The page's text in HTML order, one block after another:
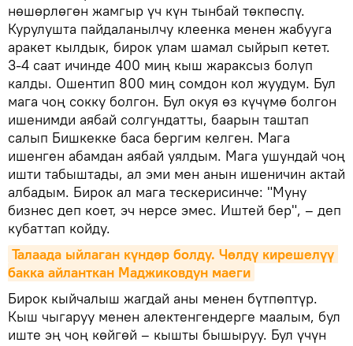
нөшөрлөгөн жамгыр үч күн тынбай төкпөспү.
Курулушта пайдаланылчу клеенка менен жабууга
аракет кылдык, бирок улам шамал сыйрып кетет.
3-4 саат ичинде 400 миң кыш жараксыз болуп
калды. Ошентип 800 миң сомдон кол жуудум. Бул
мага чоң сокку болгон. Бул окуя өз күчүмө болгон
ишенимди аябай солгундатты, баарын таштап
салып Бишкекке баса бергим келген. Мага
ишенген абамдан аябай уялдым. Мага ушундай чоң
ишти табыштады, ал эми мен анын ишеничин актай
албадым. Бирок ал мага тескерисинче: "Муну
бизнес деп коет, эч нерсе эмес. Иштей бер", – деп
кубаттап койду.
Талаада ыйлаган күндөр болду. Чөлдү кирешелүү
бакка айланткан Маджиковдун маеги
Бирок кыйчалыш жагдай аны менен бүтпөптүр.
Кыш чыгаруу менен алектенгендерге маалым, бул
иште эң чоң көйгөй – кышты бышыруу. Бул үчүн